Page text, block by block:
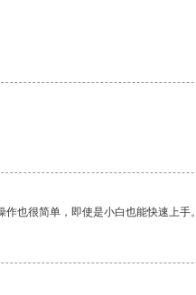
也很简单，即使是小白也能快速上手。